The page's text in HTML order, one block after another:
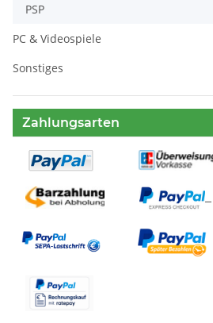
PSP
PC & Videospiele
Sonstiges
Zahlungsarten